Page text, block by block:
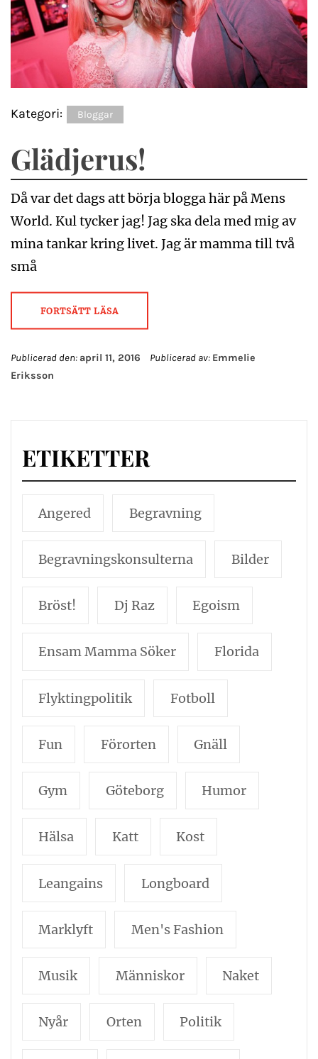
Kategori: Bloggar
Glädjerus!
Då var det dags att börja blogga här på Mens
World. Kul tycker jag! Jag ska dela med mig av
mina tankar kring livet. Jag är mamma till två
små
FORTSÄTT LÄSA
Publicerad den: april 11, 2016 Publicerad av: Emmelie
Eriksson
ETIKETTER
Angered Begravning
Begravningskonsulterna Bilder
Bröst! Dj Raz Egoism
Ensam Mamma Söker Florida
Flyktingpolitik Fotboll
Fun Förorten Gnäll
Gym Göteborg Humor
Hälsa Katt Kost
Leangains Longboard
Marklyft Men's Fashion
Musik Människor Naket
Nyår Orten Politik